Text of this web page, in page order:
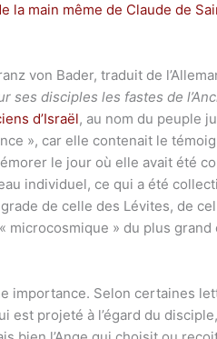
la main même de Claude de
von Bader, traduit de
ses disciples les fastes de
d’Israël, au nom du peuple
», car elle contenait le
le jour où elle avait été
individuel, ce qui a été
de celle des Lévites, de
» du plus
importance. Selon certaines
projeté à l’égard du